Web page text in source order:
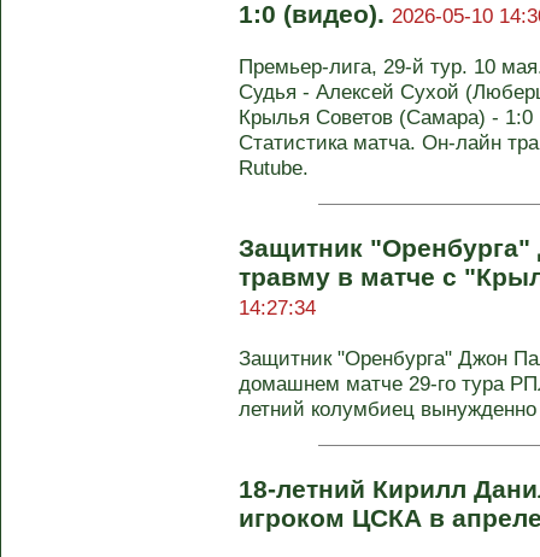
1:0 (видео). 2026-05-10
Премьер-лига, 29-й тур. 10
Судья - Алексей Сухой
Крылья Советов (Самара) -
Статистика матча. Он-лайн
Rutube.
Защитник
травму в матче с
14:27:34
Защитник "Оренбурга" Джон
домашнем матче 29-го тура
летний колумбиец
18-летний Кирилл
игроком ЦСКА в